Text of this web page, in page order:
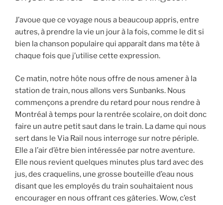
J’avoue que ce voyage nous a beaucoup appris, entre
autres, à prendre la vie un jour à la fois, comme le dit si
bien la chanson populaire qui apparaît dans ma tête à
chaque fois que j’utilise cette expression.
Ce matin, notre hôte nous offre de nous amener à la
station de train, nous allons vers Sunbanks. Nous
commençons a prendre du retard pour nous rendre à
Montréal à temps pour la rentrée scolaire, on doit donc
faire un autre petit saut dans le train. La dame qui nous
sert dans le Via Rail nous interroge sur notre périple.
Elle a l’air d’être bien intéressée par notre aventure.
Elle nous revient quelques minutes plus tard avec des
jus, des craquelins, une grosse bouteille d’eau nous
disant que les employés du train souhaitaient nous
encourager en nous offrant ces gâteries. Wow, c’est